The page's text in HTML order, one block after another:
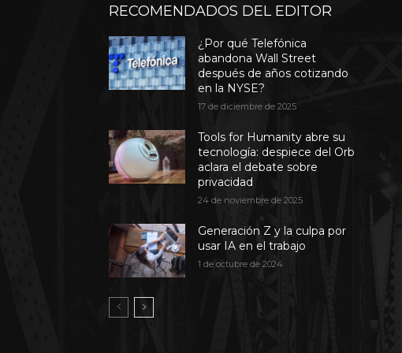
RECOMENDADOS DEL EDITOR
¿Por qué Telefónica
abandona Wall Street
después de años cotizando
en la NYSE?
17 de diciembre de 2025
Tools for Humanity abre su
tecnología: despiece del Orb
aclara el debate sobre
privacidad
24 de noviembre de 2025
Generación Z y la culpa por
usar IA en el trabajo
1 de octubre de 2024